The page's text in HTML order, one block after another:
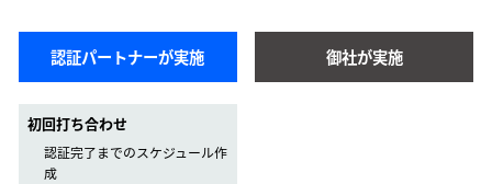
認証パートナーが実施 御社が実施
初回打ち合わせ
認証完了までのスケジュール作
成